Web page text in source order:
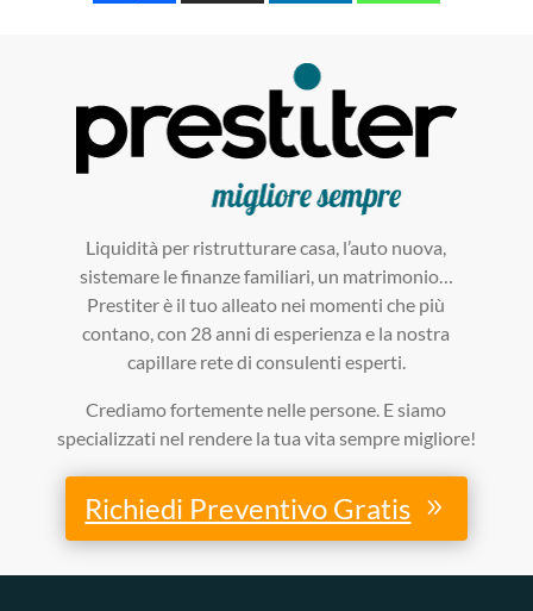
Liquidità per ristrutturare casa, l’auto nuova,
sistemare le finanze familiari, un matrimonio…
Prestiter è il tuo alleato nei momenti che più
contano, con 28 anni di esperienza e la nostra
capillare rete di consulenti esperti.
Crediamo fortemente nelle persone. E siamo
specializzati nel rendere la tua vita sempre migliore!
Richiedi Preventivo Gratis